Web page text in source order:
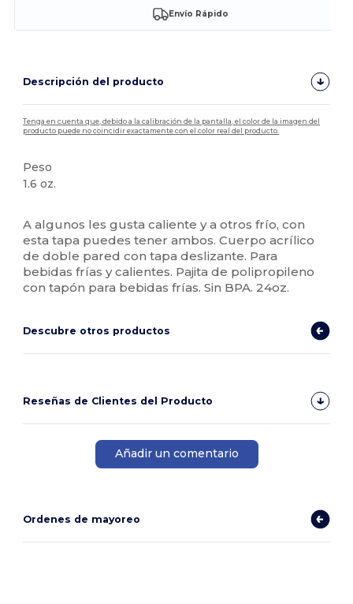
Envío Rápido
Descripción del producto
Tenga en cuenta que, debido a la calibración de la pantalla, el color de la imagen del
producto puede no coincidir exactamente con el color real del producto.
Peso
1.6 oz.
A algunos les gusta caliente y a otros frío, con
esta tapa puedes tener ambos. Cuerpo acrílico
de doble pared con tapa deslizante. Para
bebidas frías y calientes. Pajita de polipropileno
con tapón para bebidas frías. Sin BPA. 24oz.
Descubre otros productos
Reseñas de Clientes del Producto
Añadir un comentario
Ordenes de mayoreo